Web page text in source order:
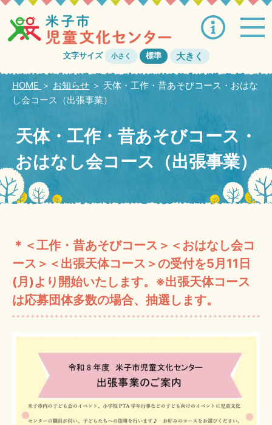
文字サイズ 小さく 標準 大きく
HOME ＞ お知らせ ＞ 天体・工作・昔あそびコース・おはな
し会コース（出張事業）
天体・工作・昔あそびコース・
おはなし会コース（出張事業）
＊＜工作・昔あそびコース＞＜おはなし会コ
ース＞＜出張天体コース＞の受付を5月11日
(月)より開始いたします。※出張天体コース
は応募団体多数の場合、抽選します。